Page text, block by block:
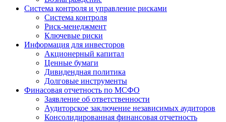
Система контроля и управление рисками
Система контроля
Риск-менеджмент
Ключевые риски
Информация для инвесторов
Акционерный капитал
Ценные бумаги
Дивидендная политика
Долговые инструменты
Финасовая отчетность по МСФО
Заявление об ответственности
Аудиторское заключение независимых аудиторов
Консолидированная финансовая отчетность